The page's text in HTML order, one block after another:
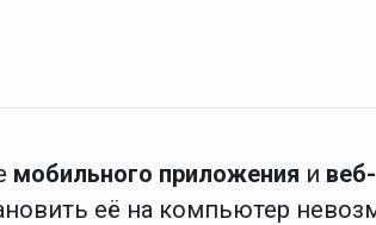
мобильного приложения и
её на компьютер